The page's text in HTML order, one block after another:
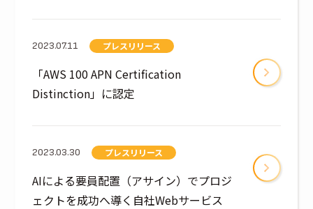
2023.07.11 プレスリリース
「AWS 100 APN Certification
Distinction」に認定
2023.03.30 プレスリリース
AIによる要員配置（アサイン）でプロジ
ェクトを成功へ導く自社Webサービス